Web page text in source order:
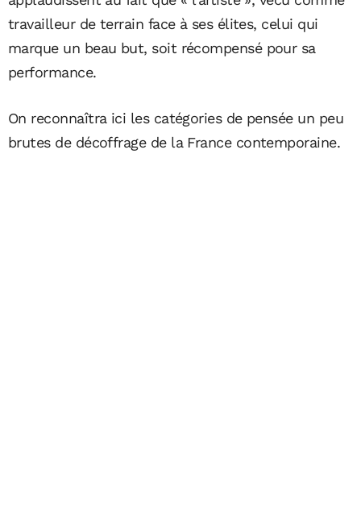
travailleur de terrain face à ses élites, celui qui
marque un beau but, soit récompensé pour sa
performance.
On reconnaîtra ici les catégories de pensée un peu
brutes de décoffrage de la France contemporaine.